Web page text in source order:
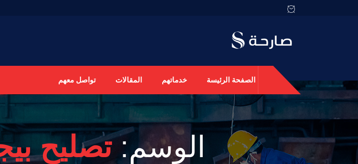
الصفحة الرئيسة خدماتهم المقالات تواصل معهم
الوسم:تصليح